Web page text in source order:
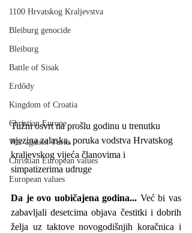
1100 Hrvatskog Kraljevstva
Bleiburg genocide
Bleiburg
Battle of Sisak
Erdődy
Kingdom of Croatia
Christian Europe
War against Turks
Christian European values
European values
Tužni osvrt na prošlu godinu u trenutku
njezina zalaska, poruka vodstva Hrvatskog
kraljevskog vijeća članovima i
simpatizerima udruge
Da je ovo uobičajena godina... Već bi vas
zabavljali desetcima objava čestitki i dobrih
želja uz taktove novogodišnjih koračnica i